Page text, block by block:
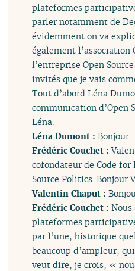
plateformes
parler notamment de
évidemment on va
également l’association
l’entreprise Open
invités que je vais
Tout d’abord Léna
communication d’Open
Léna.
Léna Dumont :Bonjour.
Frédéric Couchet :
cofondateur de Code for
Source Politics. Bonjour
Valentin Chaput :
Frédéric Couchet :
plateformes
par l’une, historique
beaucoup d’ampleur,
veut dire, je crois, «